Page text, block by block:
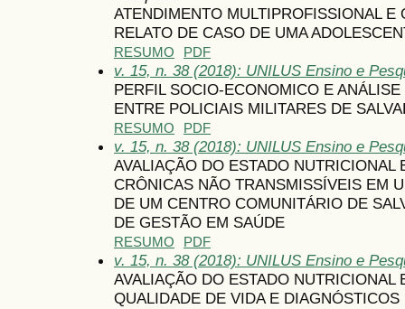
ATENDIMENTO MULTIPROFISSIONAL
RELATO DE CASO DE UMA
RESUMO PDF
v. 15, n. 38 (2018): UNILUS Ensino e
PERFIL SOCIO-ECONOMICO E
ENTRE POLICIAIS MILITARES DE
RESUMO PDF
v. 15, n. 38 (2018): UNILUS Ensino e
AVALIAÇÃO DO ESTADO NUTRICIONAL
CRÔNICAS NÃO TRANSMISSÍVEIS EM
DE UM CENTRO COMUNITÁRIO DE
DE GESTÃO EM SAÚDE
RESUMO PDF
v. 15, n. 38 (2018): UNILUS Ensino e
AVALIAÇÃO DO ESTADO NUTRICIONAL
QUALIDADE DE VIDA E